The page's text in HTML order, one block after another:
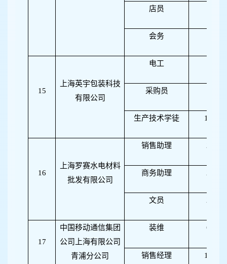
店员
会务
15
上海英宇包装科技
有限公司
电工
采购员
生产技术学徒 10
16
上海罗赛水电材料
批发有限公司
销售助理 2
商务助理 2
文员 2
17
中国移动通信集团
公司上海有限公司
青浦分公司
装维 6
销售经理 10